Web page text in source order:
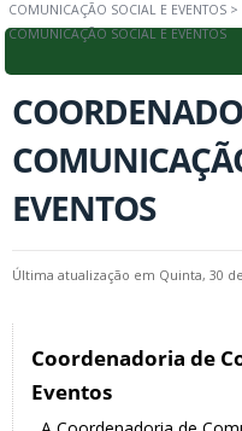
COMUNICAÇÃO SOCIAL E EVENTOS >
COMUNICAÇÃO SOCIAL E EVENTOS
EVENTOS
Última atualização em Quinta, 30
Coordenadoria de
Eventos